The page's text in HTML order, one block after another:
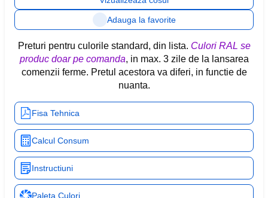
Adauga la favorite
Preturi pentru culorile standard, din lista. Culori RAL se
produc doar pe comanda, in max. 3 zile de la lansarea
comenzii ferme. Pretul acestora va diferi, in functie de
nuanta.
Fisa Tehnica
Calcul Consum
Instructiuni
Paleta Culori